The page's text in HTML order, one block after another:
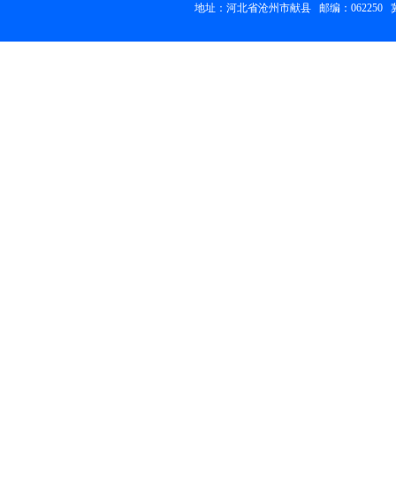
地址：河北省沧州市献县 邮编：062250